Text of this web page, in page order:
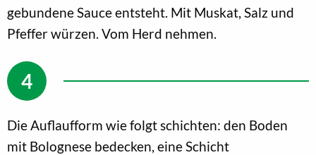
gebundene Sauce entsteht. Mit Muskat, Salz und
Pfeffer würzen. Vom Herd nehmen.
Die Auflaufform wie folgt schichten: den Boden
mit Bolognese bedecken, eine Schicht